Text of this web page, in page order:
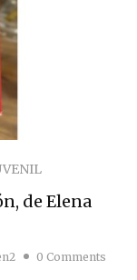
de Elena
0 Comments